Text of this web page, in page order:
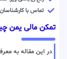
تماس با
تمکن مالی یمن
در این مقاله به